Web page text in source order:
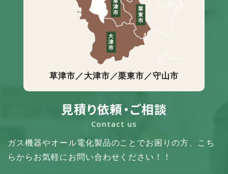
草津市／大津市／栗東市／守山市
見積り依頼・ご相談
Contact us
ガス機器やオール電化製品のことでお困りの方、
こち
らからお気軽にお問い合わせください！！